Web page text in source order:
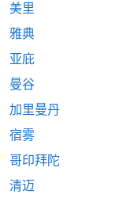
美里
雅典
亚庇
曼谷
加里曼丹
宿雾
哥印拜陀
清迈